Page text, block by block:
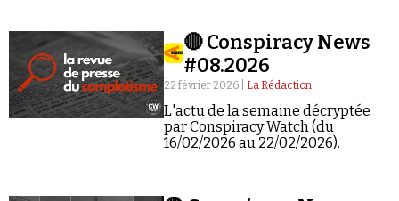
Se connecter
🔴 Conspiracy News
#08.2026
22 février 2026 | La Rédaction
L'actu de la semaine décryptée
par Conspiracy Watch (du
16/02/2026 au 22/02/2026).